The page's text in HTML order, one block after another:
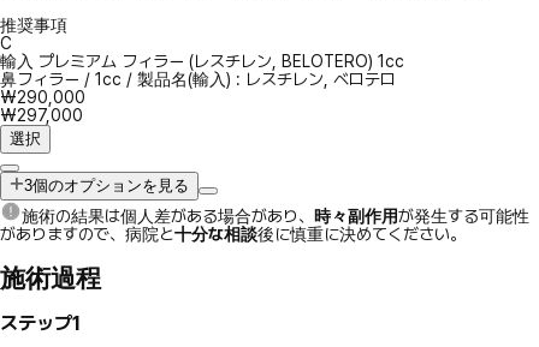
推奨事項
C
輸入 プレミアム フィラー (レスチレン, BELOTERO) 1cc
鼻フィラー / 1cc / 製品名(輸入) : レスチレン, ベロテロ
₩290,000
₩297,000
選択
3個のオプションを見る
施術の結果は個人差がある場合があり、 時々副作用が発生する可能性
がありますので、病院と十分な相談後に慎重に決めてください。
施術過程
ステップ1